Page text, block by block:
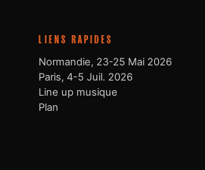
LIENS RAPIDES
Normandie, 23-25 Mai 2026
Paris, 4-5 Juil. 2026
Line up musique
Plan